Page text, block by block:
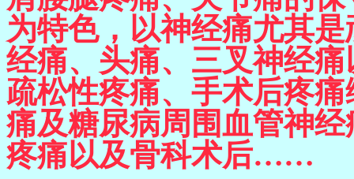
为特色，以神经痛尤其
经痛、头痛、三叉神经
疏松性疼痛、手术后疼
痛及糖尿病周围血管神经
疼痛以及骨科术后……